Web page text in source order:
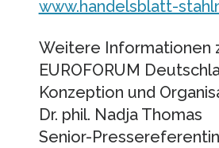
www.handelsblatt-
Weitere Informationen
EUROFORUM
Konzeption und
Dr. phil. Nadja Thomas
Senior-Pressereferentin